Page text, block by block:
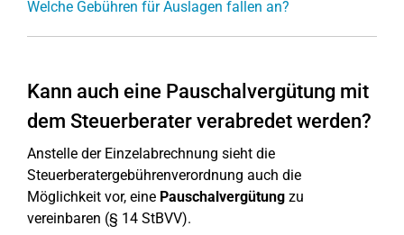
Welche Gebühren für Auslagen fallen an?
Kann auch eine Pauschalvergütung mit
dem Steuerberater verabredet werden?
Anstelle der Einzelabrechnung sieht die
Steuerberatergebührenverordnung auch die
Möglichkeit vor, eine Pauschalvergütung zu
vereinbaren (§ 14 StBVV).